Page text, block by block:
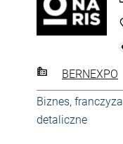
BERNEXPO
Biznes, franczyza
detaliczne